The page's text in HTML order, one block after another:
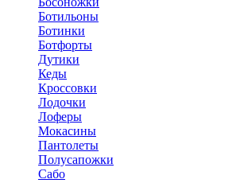
Ботильоны
Ботинки
Ботфорты
Дутики
Кеды
Кроссовки
Лодочки
Лоферы
Мокасины
Пантолеты
Полусапожки
Сабо